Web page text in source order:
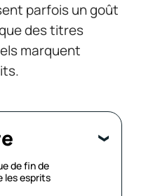
parfois un goût
des titres
marquent
de fin de
les esprits